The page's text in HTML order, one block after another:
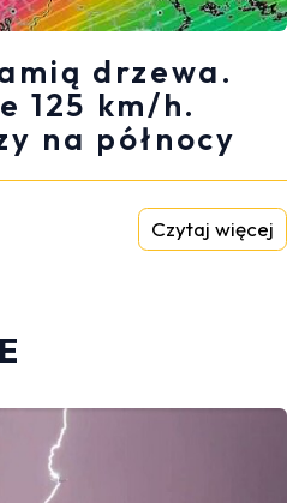
drzewa.
125 km/h.
na północy
Czytaj więcej